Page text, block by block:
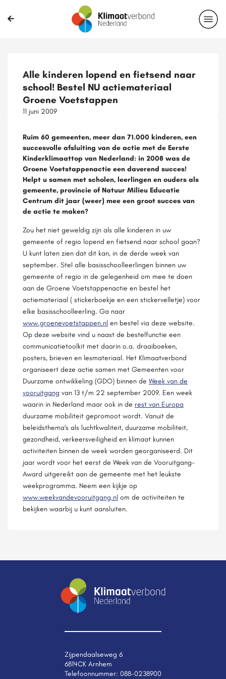
Alle kinderen lopend en fietsend naar
school! Bestel NU actiemateriaal
Groene Voetstappen
11 juni 2009
Ruim 60 gemeenten, meer dan 71.000 kinderen, een
succesvolle afsluiting van de actie met de Eerste
Kinderklimaattop van Nederland: in 2008 was de
Groene Voetstappenactie een daverend succes!
Helpt u samen met scholen, leerlingen en ouders als
gemeente, provincie of Natuur Milieu Educatie
Centrum dit jaar (weer) mee een groot succes van
de actie te maken?
Zou het niet geweldig zijn als alle kinderen in uw
gemeente of regio lopend en fietsend naar school gaan?
U kunt laten zien dat dit kan, in de derde week van
september. Stel alle basisschoolleerlingen binnen uw
gemeente of regio in de gelegenheid om mee te doen
aan de Groene Voetstappenactie en bestel het
actiemateriaal ( stickerboekje en een stickervelletje) voor
elke basisschoolleerling. Ga naar
www.groenevoetstappen.nl en bestel via deze website.
Op deze website vind u naast de bestelfunctie een
communicatietoolkit met daarin o.a. draaiboeken,
posters, brieven en lesmateriaal. Het Klimaatverbond
organiseert deze actie samen met Gemeenten voor
Duurzame ontwikkeling (GDO) binnen de Week van de
vooruitgang van 13 t/m 22 september 2009. Een week
waarin in Nederland maar ook in de rest van Europa
duurzame mobiliteit gepromoot wordt. Vanuit de
beleidsthema's als luchtkwaliteit, duurzame mobiliteit,
gezondheid, verkeersveiligheid en klimaat kunnen
activiteiten binnen de week worden georganiseerd. Dit
jaar wordt voor het eerst de Week van de Vooruitgang-
Award uitgereikt aan de gemeente met het leukste
weekprogramma. Neem een kijkje op
www.weekvandevooruitgang.nl om de activiteiten te
bekijken waarbij u kunt aansluiten.
Zijpendaalseweg 6
6814CK Arnhem
Telefoonnummer: 088-0238900